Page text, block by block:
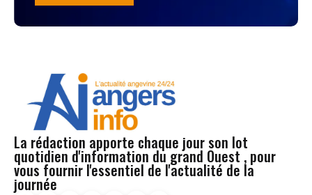
La rédaction apporte chaque jour son lot
quotidien d'information du grand Ouest , pour
vous fournir l'essentiel de l'actualité de la
journée